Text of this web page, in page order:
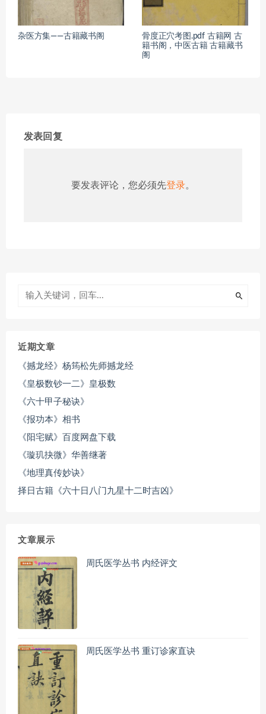
杂医方集——古籍藏书阁
骨度正穴考图.pdf 古籍网 古
籍书阁，中医古籍 古籍藏书
阁
发表回复
要发表评论，您必须先登录。
近期文章
《撼龙经》杨筠松先师撼龙经
《皇极数钞一二》皇极数
《六十甲子秘诀》
《报功本》相书
《阳宅赋》百度网盘下载
《璇玑抉微》华善继著
《地理真传妙诀》
择日古籍《六十日八门九星十二时吉凶》
文章展示
周氏医学丛书 内经评文
周氏医学丛书 重订诊家直诀